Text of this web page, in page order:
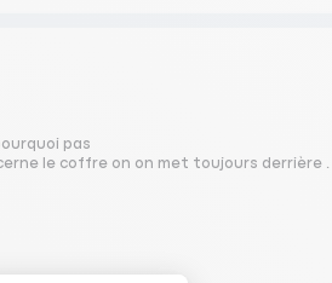
pas
le coffre on on met toujours derrière .